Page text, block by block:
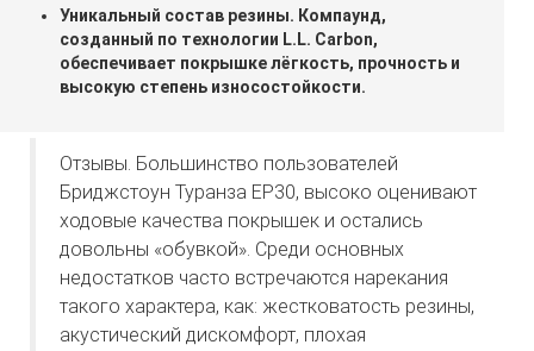
Уникальный состав резины. Компаунд,
созданный по технологии L.L. Carbon,
обеспечивает покрышке лёгкость, прочность и
высокую степень износостойкости.
Отзывы. Большинство пользователей
Бриджстоун Туранза ЕР30, высоко оценивают
ходовые качества покрышек и остались
довольны «обувкой». Среди основных
недостатков часто встречаются нарекания
такого характера, как: жестковатость резины,
акустический дискомфорт, плохая